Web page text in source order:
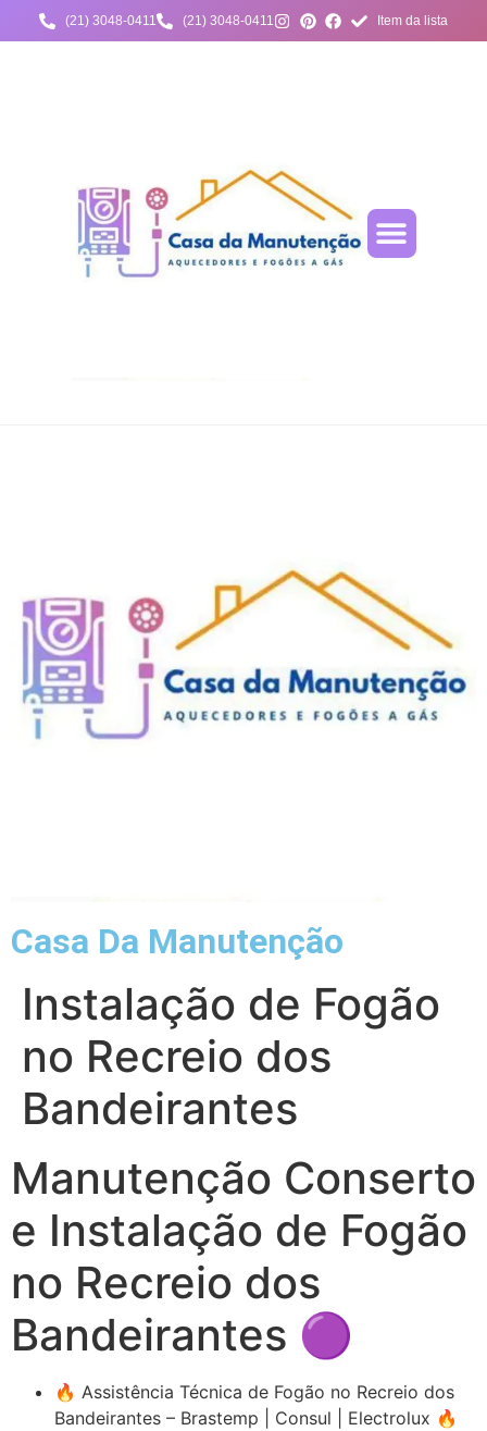
(21) 3048-0411 (21) 3048-0411 Item da lista
Casa Da Manutenção
Instalação de Fogão
no Recreio dos
Bandeirantes
Manutenção Conserto
e Instalação de Fogão
no Recreio dos
Bandeirantes 🟣
🔥 Assistência Técnica de Fogão no Recreio dos
Bandeirantes – Brastemp | Consul | Electrolux 🔥